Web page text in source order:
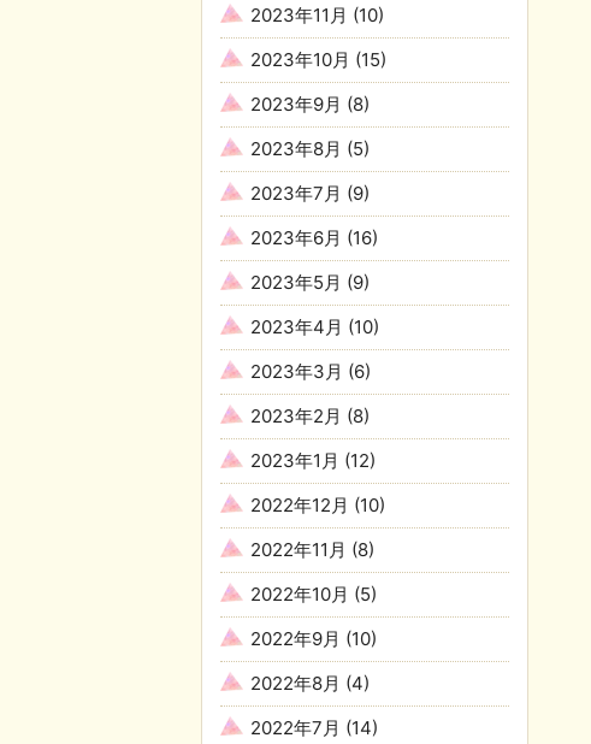
2023年11月 (10)
2023年10月 (15)
2023年9月 (8)
2023年8月 (5)
2023年7月 (9)
2023年6月 (16)
2023年5月 (9)
2023年4月 (10)
2023年3月 (6)
2023年2月 (8)
2023年1月 (12)
2022年12月 (10)
2022年11月 (8)
2022年10月 (5)
2022年9月 (10)
2022年8月 (4)
2022年7月 (14)